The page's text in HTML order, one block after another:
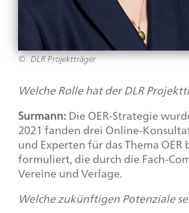
DLR Projektträger
Welche Rolle hat der DLR
Surmann:Die OER-Strategie
2021 fanden drei Online-
und Experten für das Thema
formuliert, die durch die Fach-
Vereine und Verlage.
Welche zukünftigen Potenziale